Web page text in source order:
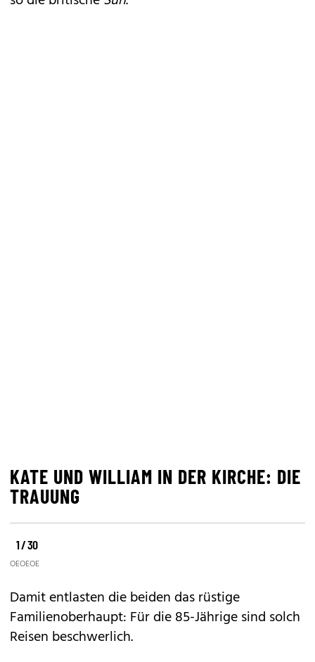
KATE UND WILLIAM IN DER KIRCHE: DIE
TRAUUNG
1 / 30
OE24
©
OE24
©
OE24
Damit entlasten die beiden das rüstige
Familienoberhaupt: Für die 85-Jährige sind solch
Reisen beschwerlich.